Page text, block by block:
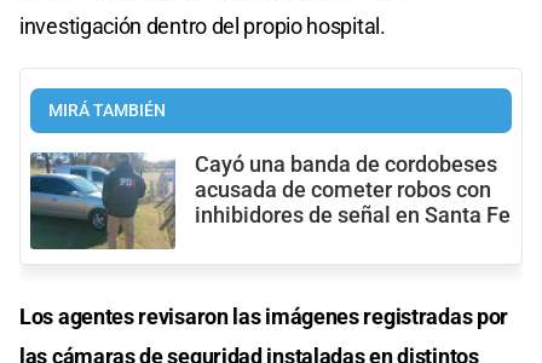
investigación dentro del propio hospital.
MIRÁ TAMBIÉN
Cayó una banda de cordobeses
acusada de cometer robos con
inhibidores de señal en Santa Fe
Los agentes revisaron las imágenes registradas por
las cámaras de seguridad instaladas en distintos